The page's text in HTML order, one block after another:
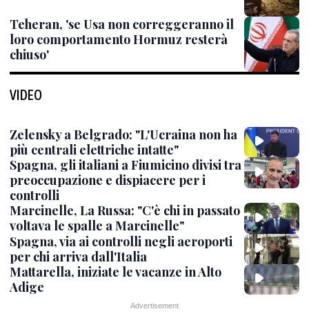
Teheran, 'se Usa non correggeranno il
loro comportamento Hormuz resterà
chiuso'
VIDEO
Zelensky a Belgrado: "L'Ucraina non ha
più centrali elettriche intatte"
Spagna, gli italiani a Fiumicino divisi tra
preoccupazione e dispiacere per i
controlli
Marcinelle, La Russa: "C'è chi in passato
voltava le spalle a Marcinelle"
Spagna, via ai controlli negli aeroporti
per chi arriva dall'Italia
Mattarella, iniziate le vacanze in Alto
Adige